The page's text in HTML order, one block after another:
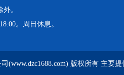
。
。周日休息。
(www.dzc1688.com) 版权所有 主要提